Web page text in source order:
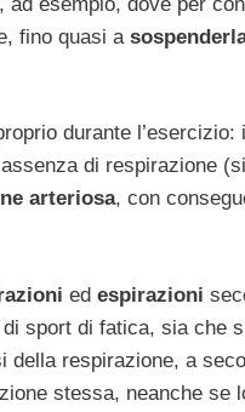
fino quasi a
durante l’esercizio:
di respirazione
arteriosa, con
ed espirazioni
sport di fatica, sia che
della respirazione, a
stessa, neanche se